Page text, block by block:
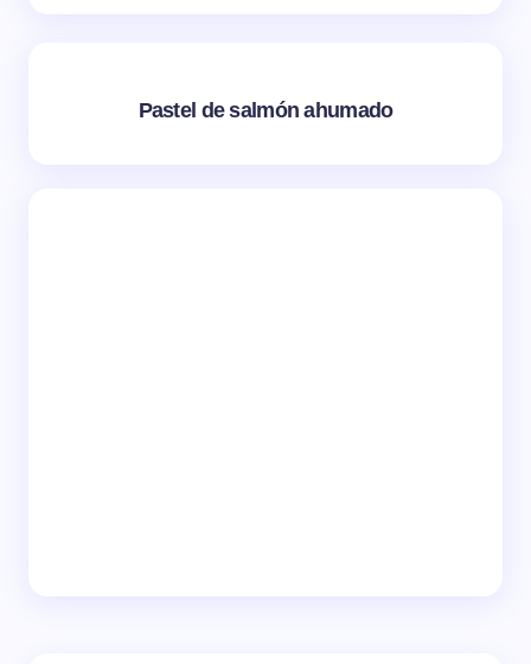
Pastel de salmón ahumado